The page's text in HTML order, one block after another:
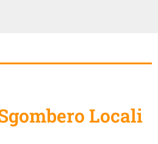
Locali